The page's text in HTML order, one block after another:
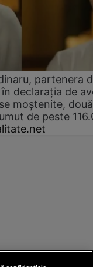
partenera
declarația de
moștenite, două
de peste